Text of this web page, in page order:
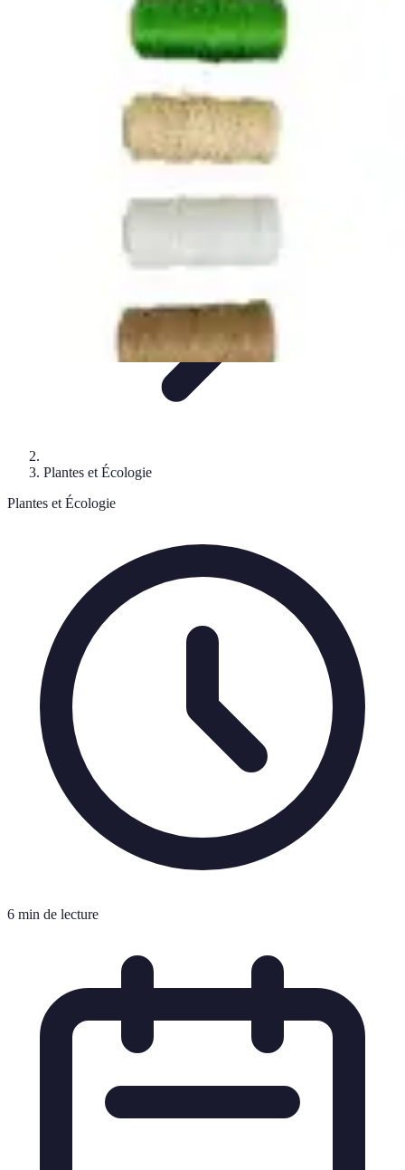
Entretien et AménagementEntretien des PlantesSanté du
Entretien du JardinConseils Pratiques
Conseils Jardinage
Plantes et Écologie
Plantes et Écologie
6 min de lecture